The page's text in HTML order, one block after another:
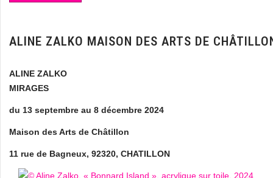
ALINE ZALKO MAISON DES ARTS DE
ALINE ZALKO
MIRAGES
du 13 septembre au 8 décembre 2024
Maison des Arts de Châtillon
11 rue de Bagneux, 92320, CHATILLON